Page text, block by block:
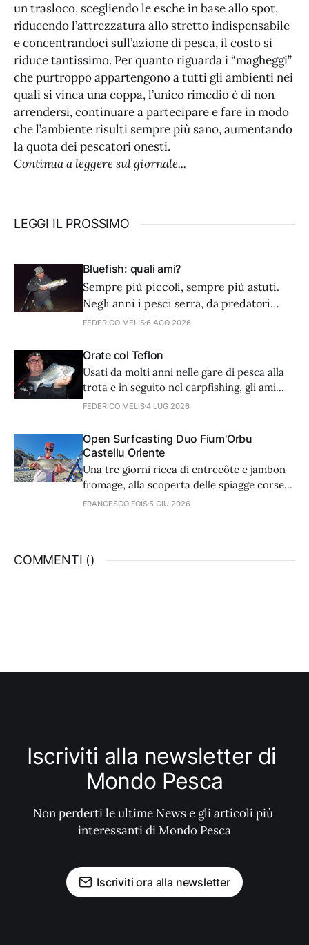
un trasloco, scegliendo le esche in base allo spot,
riducendo l’attrezzatura allo stretto indispensabile
e concentrandoci sull’azione di pesca, il costo si
riduce tantissimo. Per quanto riguarda i “magheggi”
che purtroppo appartengono a tutti gli ambienti nei
quali si vinca una coppa, l’unico rimedio è di non
arrendersi, continuare a partecipare e fare in modo
che l’ambiente risulti sempre più sano, aumentando
la quota dei pescatori onesti.
Continua a leggere sul giornale...
LEGGI IL PROSSIMO
Bluefish: quali ami?
Sempre più piccoli, sempre più astuti.
Negli anni i pesci serra, da predatori
golosi e avventati, sembra siano diventati
dobbiamo adattare tecnica e
attrezzatura. Partiamo dagli ami.
FEDERICO MELIS6 AGO 2026
Orate col Teflon
Usati da molti anni nelle gare di pesca alla
trota e in seguito nel carpfishing, gli ami
con rivestimento in teflon trovano
nella caccia delle orate, grazie ad alcune
caratteristiche che li rendono micidiali.
FEDERICO MELIS4 LUG 2026
Open Surfcasting Duo Fium'Orbu
Castellu Oriente
Una tre giorni ricca di entrecôte e jambon
fromage, alla scoperta delle spiagge corse
di Ghisonaccia, dove si è svolta una
FRANCESCO FOIS 5 GIU 2026
COMMENTI ()
Iscriviti alla newsletter di
Mondo Pesca
Non perderti le ultime News e gli articoli più
interessanti di Mondo Pesca
Iscriviti ora alla newsletter